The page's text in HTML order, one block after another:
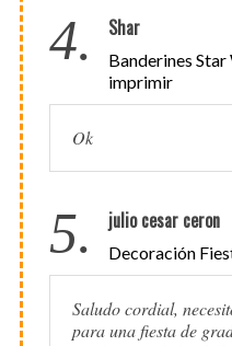
4. Shar
Banderines Star
imprimir
Ok
5. julio cesar ceron
Decoración
Saludo cordial,
para una fiesta de